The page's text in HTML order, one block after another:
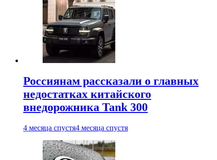
Россиянам рассказали о главных
недостатках китайского
внедорожника Tank 300
4 месяца спустя4 месяца спустя